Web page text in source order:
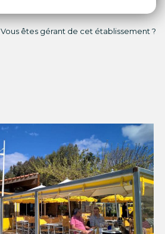
Vous êtes gérant de cet établissement ?